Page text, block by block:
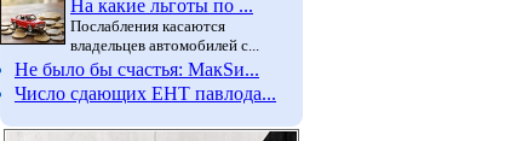
На какие льготы по ...
Послабления касаются
владельцев автомобилей с...
Не было бы счастья: МакSи...
Число сдающих ЕНТ павлода...